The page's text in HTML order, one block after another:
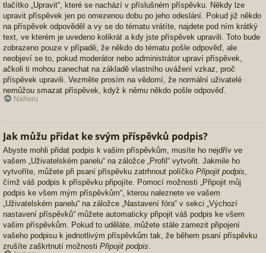
tlačítko „Upravit“, které se nachází v příslušném příspěvku. Někdy lze
upravit příspěvek jen po omezenou dobu po jeho odeslání. Pokud již někdo
na příspěvek odpověděl a vy se do tématu vrátíte, najdete pod ním krátký
text, ve kterém je uvedeno kolikrát a kdy jste příspěvek upravili. Toto bude
zobrazeno pouze v případě, že někdo do tématu pošle odpověď, ale
neobjeví se to, pokud moderátor nebo administrátor upraví příspěvek,
ačkoli ti mohou zanechat na základě vlastního uvážení vzkaz, proč
příspěvek upravili. Vezměte prosím na vědomí, že normální uživatelé
nemůžou smazat příspěvek, když k němu někdo pošle odpověď.
Nahoru
Jak můžu přidat ke svým příspěvků podpis?
Abyste mohli přidat podpis k vašim příspěvkům, musíte ho nejdřív ve
vašem „Uživatelském panelu“ na záložce „Profil“ vytvořit. Jakmile ho
vytvoříte, můžete při psaní příspěvku zatrhnout políčko Připojit podpis
čímž váš podpis k příspěvku připojíte. Pomocí možnosti „Připojit můj
podpis ke všem mým příspěvkům“, kterou naleznete ve vašem
„Uživatelském panelu“ na záložce „Nastavení fóra“ v sekci „Výchozí
nastavení příspěvků“ můžete automaticky připojit váš podpis ke všem
vašim příspěvkům. Pokud to uděláte, můžete stále zamezit připojení
vašeho podpisu k jednotlivým příspěvkům tak, že během psaní příspěvku
zrušíte zaškrtnutí možnosti Připojit podpis